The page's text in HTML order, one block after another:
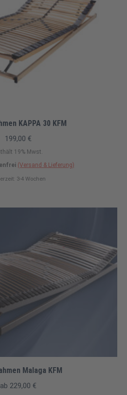
KAPPA 30 KFM
199,00 €
19% Mwst.
(Versand & Lieferung)
3-4 Wochen
Malaga KFM
ab 229,00 €